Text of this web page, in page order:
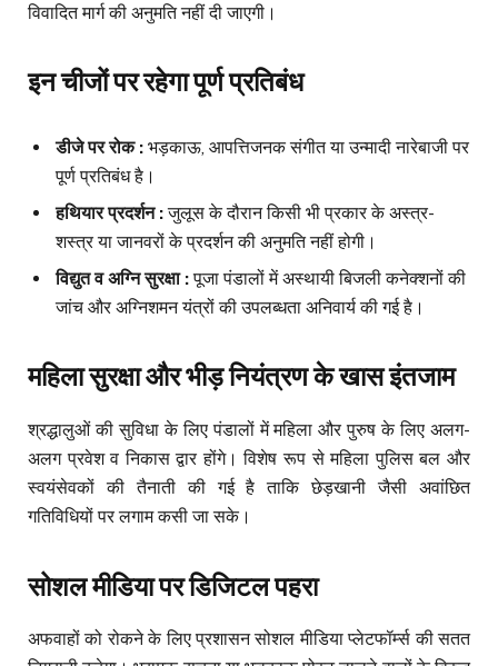
विवादित मार्ग की अनुमति नहीं दी जाएगी।
इन चीजों पर रहेगा पूर्ण प्रतिबंध
डीजे पर रोक : भड़काऊ, आपत्तिजनक संगीत या उन्मादी नारेबाजी पर
पूर्ण प्रतिबंध है।
हथियार प्रदर्शन :जुलूस के दौरान किसी भी प्रकार के अस्त्र-
शस्त्र या जानवरों के प्रदर्शन की अनुमति नहीं होगी।
विद्युत व अग्नि सुरक्षा :पूजा पंडालों में अस्थायी बिजली कनेक्शनों की
जांच और अग्निशमन यंत्रों की उपलब्धता अनिवार्य की गई है।
महिला सुरक्षा और भीड़ नियंत्रण के खास इंतजाम
श्रद्धालुओं की सुविधा के लिए पंडालों में महिला और पुरुष के लिए अलग-
अलग प्रवेश व निकास द्वार होंगे। विशेष रूप से महिला पुलिस बल और
स्वयंसेवकों की तैनाती की गई है ताकि छेड़खानी जैसी अवांछित
गतिविधियों पर लगाम कसी जा सके।
सोशल मीडिया पर डिजिटल पहरा
अफवाहों को रोकने के लिए प्रशासन सोशल मीडिया प्लेटफॉर्म्स की सतत